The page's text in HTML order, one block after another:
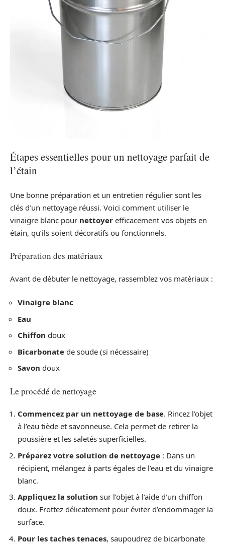
Étapes essentielles pour un nettoyage parfait de
l’étain
Une bonne préparation et un entretien régulier sont les
clés d’un nettoyage réussi. Voici comment utiliser le
vinaigre blanc pour nettoyer efficacement vos objets en
étain, qu’ils soient décoratifs ou fonctionnels.
Préparation des matériaux
Avant de débuter le nettoyage, rassemblez vos matériaux :
Vinaigre blanc
Eau
Chiffon doux
Bicarbonate de soude (si nécessaire)
Savon doux
Le procédé de nettoyage
Commencez par un nettoyage de base. Rincez l’objet
à l’eau tiède et savonneuse. Cela permet de retirer la
poussière et les saletés superficielles.
Préparez votre solution de nettoyage : Dans un
récipient, mélangez à parts égales de l’eau et du vinaigre
blanc.
Appliquez la solution sur l’objet à l’aide d’un chiffon
doux. Frottez délicatement pour éviter d’endommager la
surface.
Pour les taches tenaces, saupoudrez de bicarbonate